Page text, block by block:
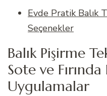
Evde Pratik Balık
Seçenekler
Balık Pişirme
Sote ve Fırında
Uygulamalar